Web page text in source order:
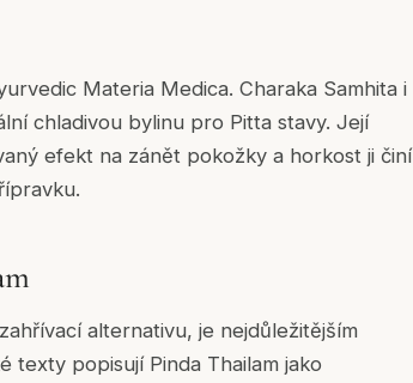
Materia Medica. Charaka Samhita i
chladivou bylinu pro Pitta stavy. Její
efekt na zánět pokožky a horkost ji činí
alternativu, je nejdůležitějším
texty popisují Pinda Thailam jako